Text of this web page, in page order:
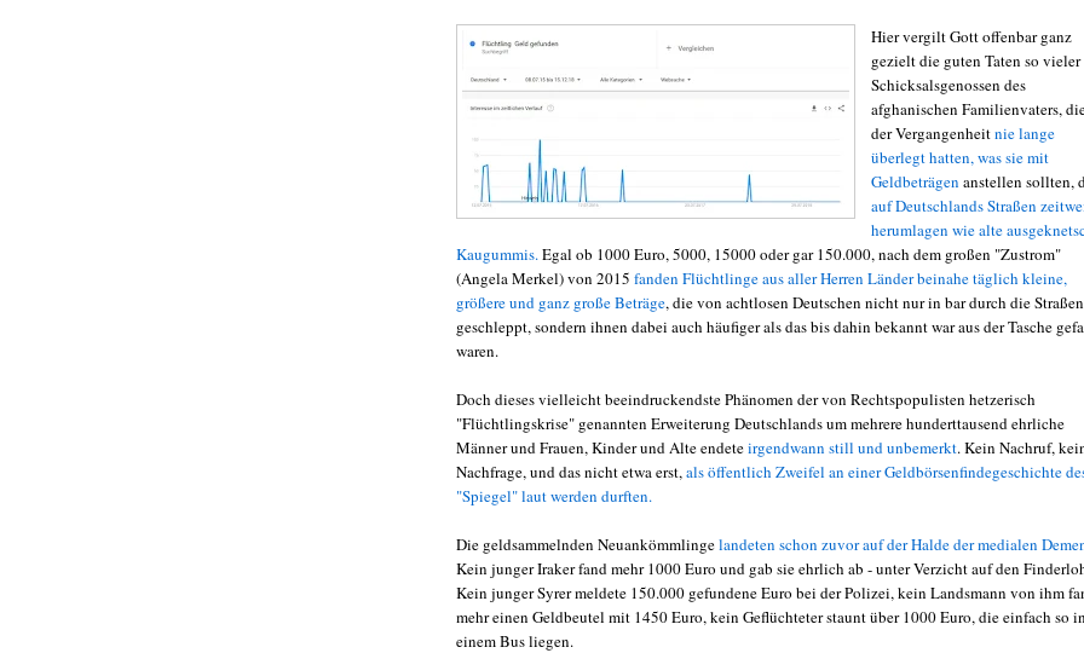
Hier vergilt Gott offenbar ganz
gezielt die guten Taten so vieler
Schicksalsgenossen des
afghanischen Familienvaters,
der Vergangenheitnie lange
überlegt hatten, was sie mit
Geldbeträgen anstellen sollten,
auf Deutschlands Straßen
herumlagen wie alte
Kaugummis. Egal ob 1000 Euro, 5000, 15000 oder gar 150.000, nach dem großen "Zustrom"
(Angela Merkel) von 2015 fanden Flüchtlinge aus aller Herren Länder beinahe täglich kleine,
größere und ganz große Beträge, die von achtlosen Deutschen nicht nur in bar durch die Straßen
geschleppt, sondern ihnen dabei auch häufiger als das bis dahin bekannt war aus der Tasche
waren.
Doch dieses vielleicht beeindruckendste Phänomen der von Rechtspopulisten hetzerisch
"Flüchtlingskrise" genannten Erweiterung Deutschlands um mehrere hunderttausend ehrliche
Männer und Frauen, Kinder und Alte endeteirgendwann still und unbemerkt. Kein Nachruf,
Nachfrage, und das nicht etwa erst, als öffentlich Zweifel an einer Geldbörsenfindegeschichte
"Spiegel" laut werden durften.
Die geldsammelnden Neuankömmlingelandeten schon zuvor auf der Halde der medialen
Kein junger Iraker fand mehr 1000 Euro und gab sie ehrlich ab - unter Verzicht auf den
Kein junger Syrer meldete 150.000 gefundene Euro bei der Polizei, kein Landsmann von ihm
mehr einen Geldbeutel mit 1450 Euro, kein Geflüchteter staunt über 1000 Euro, die einfach so
einem Bus liegen.